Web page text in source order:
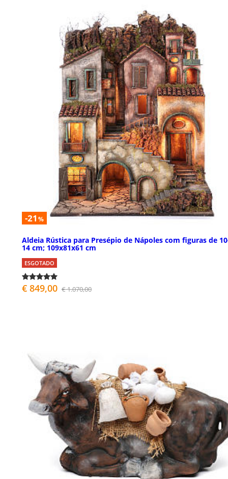
-21 %
Aldeia Rústica para Presépio de Nápoles com figuras de
14 cm; 109x81x61 cm
ESGOTADO
€ 849,00 € 1.070,00